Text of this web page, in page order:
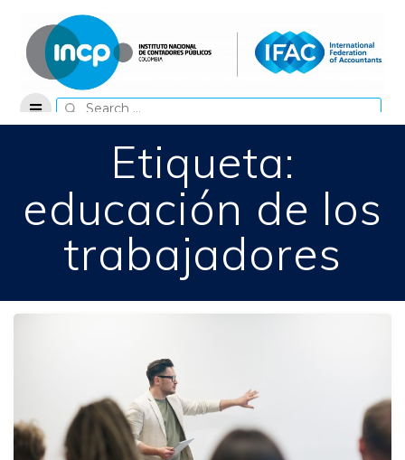
content
Search
for:
Etiqueta:
educación de los
trabajadores